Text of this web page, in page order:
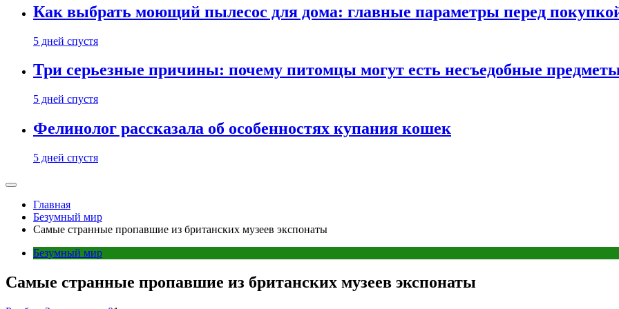
Как выбрать моющий пылесос для дома: главные параметры перед
5 дней спустя
Три серьезные причины: почему питомцы могут есть несъедобные
5 дней спустя
Фелинолог рассказала об особенностях купания кошек
5 дней спустя
Главная
Безумный мир
Самые странные пропавшие из британских музеев экспонаты
Безумный мир
Самые странные пропавшие из британских музеев экспонаты